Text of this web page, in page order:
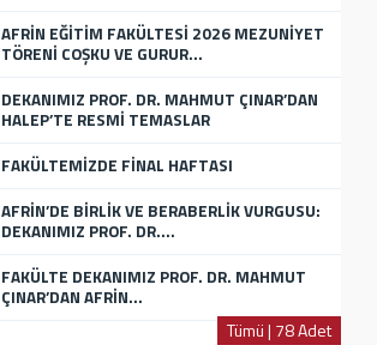
AFRİN EĞİTİM FAKÜLTESİ 2026 MEZUNİYET
TÖRENİ COŞKU VE GURUR...
DEKANIMIZ PROF. DR. MAHMUT ÇINAR’DAN
HALEP’TE RESMİ TEMASLAR
FAKÜLTEMİZDE FİNAL HAFTASI
AFRİN’DE BİRLİK VE BERABERLİK VURGUSU:
DEKANIMIZ PROF. DR....
FAKÜLTE DEKANIMIZ PROF. DR. MAHMUT
ÇINAR’DAN AFRİN...
Tümü | 78 Adet